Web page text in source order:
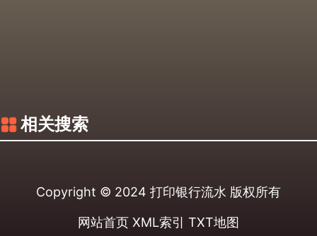
相关搜索
Copyright © 2024 打印银行流水 版权所有
网站首页 XML索引 TXT地图